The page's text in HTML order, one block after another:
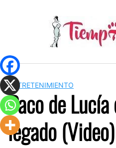
ENTRETENIMIENTO
Paco de
legado (Video)